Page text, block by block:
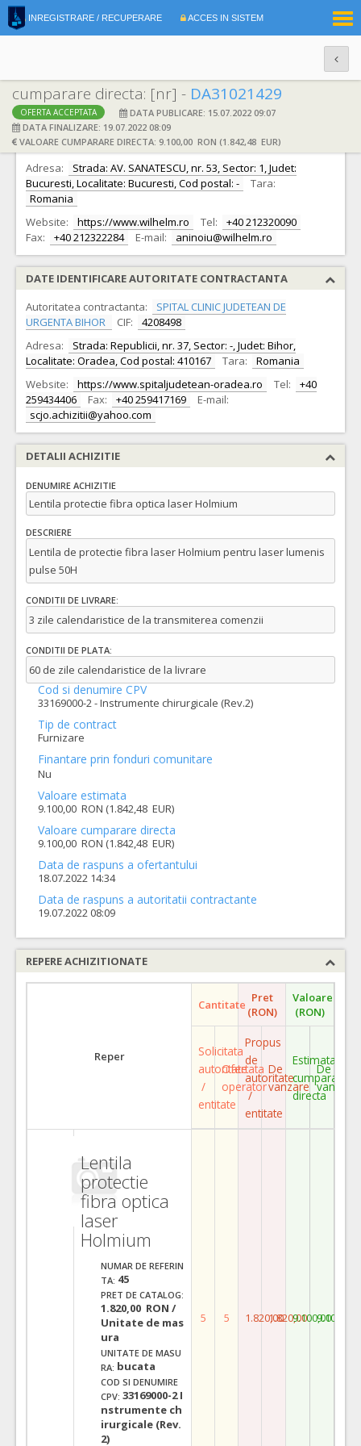
INREGISTRARE / RECUPERARE ACCES IN SISTEM
cumparare directa: [nr] - DA31021429
OFERTA ACCEPTATA
DATA PUBLICARE: 15.07.2022 09:07
DATA FINALIZARE: 19.07.2022 08:09
VALOARE CUMPARARE DIRECTA: 9.100,00 RON (1.842,48 EUR)
DATE IDENTIFICARE OFERTANT
Ofertant: S.C. WILHELM ROMCO S.R.L. CIF: 5427496
Adresa:
Strada: AV. SANATESCU, nr. 53, Sector: 1, Judet:
Bucuresti, Localitate: Bucuresti, Cod postal: -
Tara:
Romania
Website:
https://www.wilhelm.ro Tel:
+40 212320090
Fax:
+40 212322284 E-mail: aninoiu@wilhelm.ro
DATE IDENTIFICARE AUTORITATE CONTRACTANTA
Autoritatea contractanta:
SPITAL CLINIC JUDETEAN DE
URGENTA BIHOR
CIF:
4208498
Adresa:
Strada: Republicii, nr. 37, Sector: -, Judet: Bihor,
Localitate: Oradea, Cod postal: 410167
Tara:
Romania
Website:
https://www.spitaljudetean-oradea.ro Tel:
+40
259434406
Fax: +40 259417169
E-mail:
scjo.achizitii@yahoo.com
DETALII ACHIZITIE
DENUMIRE ACHIZITIE
Lentila protectie fibra optica laser Holmium
DESCRIERE
Lentila de protectie fibra laser Holmium pentru laser lumenis
pulse 50H
CONDITII DE LIVRARE:
3 zile calendaristice de la transmiterea comenzii
CONDITII DE PLATA:
60 de zile calendaristice de la livrare
Cod si denumire CPV
33169000-2 - Instrumente chirurgicale (Rev.2)
Tip de contract
Furnizare
Finantare prin fonduri comunitare
Nu
Valoare estimata
9.100,00 RON (1.842,48 EUR)
Valoare cumparare directa
9.100,00 RON (1.842,48 EUR)
Data de raspuns a ofertantului
18.07.2022 14:34
Data de raspuns a autoritatii contractante
19.07.2022 08:09
REPERE ACHIZITIONATE
Reper
Cantitate Pret
(RON)
Valoare
(RON)
Solicitata
autoritate
/
entitate
Ofertata
operator
Propus
de
autoritate
/
entitate
De
vanzare
Estimata
cumparare
directa
De
vanzare
Lentila
protectie
fibra optica
laser
Holmium
NUMAR DE REFERIN
TA: 45
PRET DE CATALOG:
1.820,00 RON /
Unitate de mas
ura
UNITATE DE MASU
RA: bucata
COD SI DENUMIRE
CPV: 33169000-2 I
nstrumente ch
irurgicale (Rev.
2)
5 5 1.820,001.820,009.100,009.100,00